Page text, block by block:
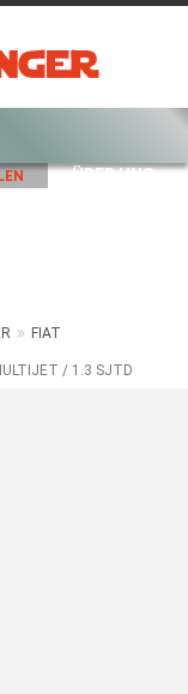
ÜBER UNS
FIAT
/ 1.3 SJTD